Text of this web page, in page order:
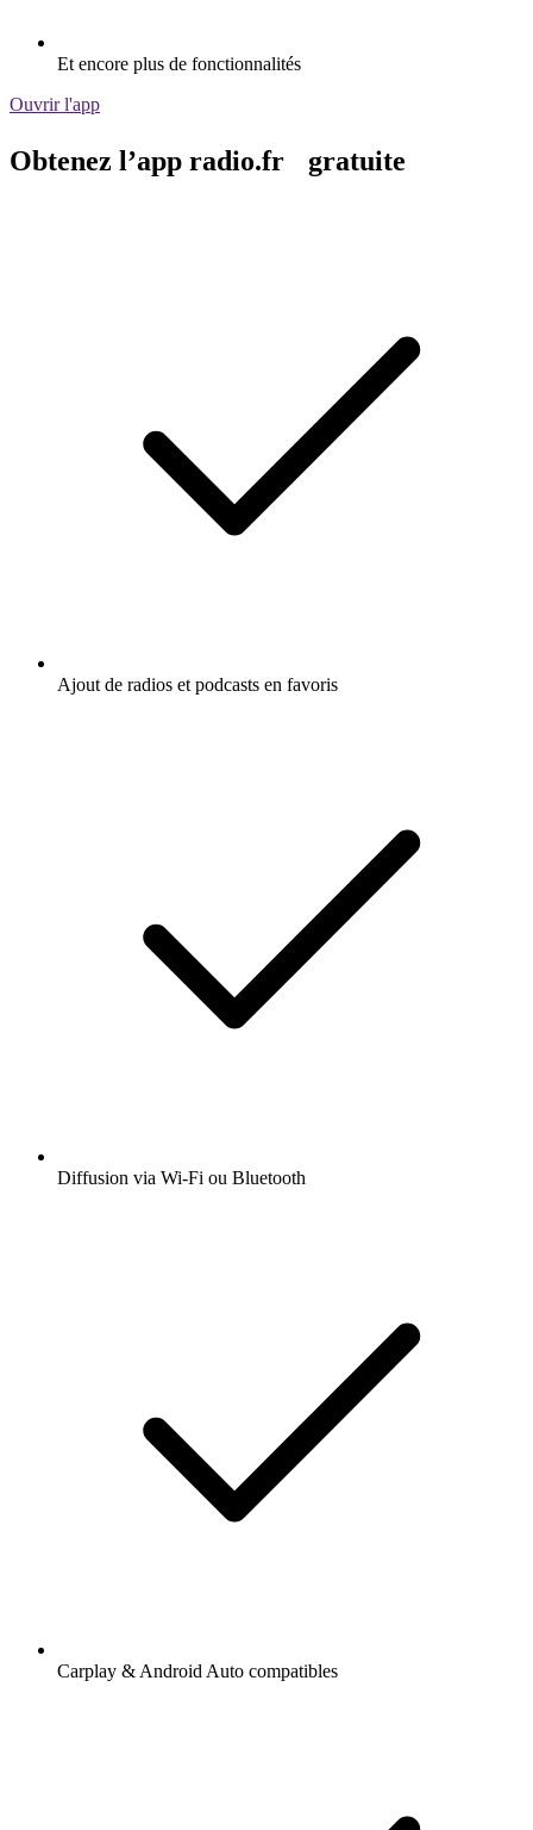
Et encore plus de fonctionnalités
Ouvrir l'app
Obtenez l’app radio.fr gratuite
Ajout de radios et podcasts en favoris
Diffusion via Wi-Fi ou Bluetooth
Carplay & Android Auto compatibles